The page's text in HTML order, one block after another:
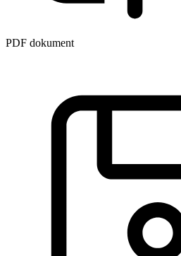
PDF dokument